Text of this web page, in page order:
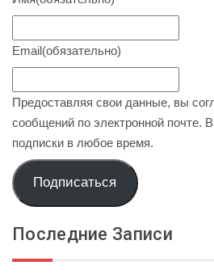
Email(обязательно)
Предоставляя свои данные, вы
сообщений по электронной почте.
подписки в любое время.
Подписаться
Последние Записи